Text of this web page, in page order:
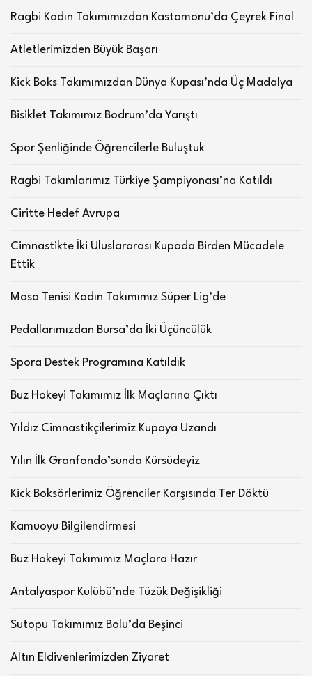
Ragbi Kadın Takımımızdan Kastamonu’da Çeyrek Final
Atletlerimizden Büyük Başarı
Kick Boks Takımımızdan Dünya Kupası’nda Üç Madalya
Bisiklet Takımımız Bodrum’da Yarıştı
Spor Şenliğinde Öğrencilerle Buluştuk
Ragbi Takımlarımız Türkiye Şampiyonası’na Katıldı
Ciritte Hedef Avrupa
Cimnastikte İki Uluslararası Kupada Birden Mücadele
Ettik
Masa Tenisi Kadın Takımımız Süper Lig’de
Pedallarımızdan Bursa’da İki Üçüncülük
Spora Destek Programına Katıldık
Buz Hokeyi Takımımız İlk Maçlarına Çıktı
Yıldız Cimnastikçilerimiz Kupaya Uzandı
Yılın İlk Granfondo’sunda Kürsüdeyiz
Kick Boksörlerimiz Öğrenciler Karşısında Ter Döktü
Kamuoyu Bilgilendirmesi
Buz Hokeyi Takımımız Maçlara Hazır
Antalyaspor Kulübü’nde Tüzük Değişikliği
Sutopu Takımımız Bolu’da Beşinci
Altın Eldivenlerimizden Ziyaret